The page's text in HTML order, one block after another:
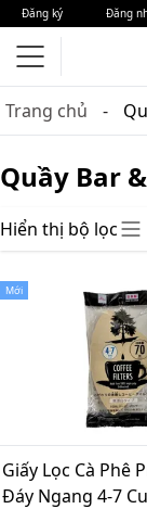
Đăng ký Đăng
Trang chủ
Quầy Bar
Hiển thị bộ lọc
Mới
Giấy Lọc Cà Phê
Đáy Ngang 4-7